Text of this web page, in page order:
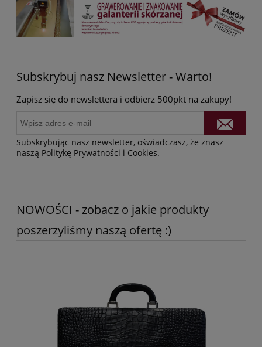
Subskrybuj nasz Newsletter - Warto!
Zapisz się do newslettera i odbierz 500pkt na zakupy!
Subskrybując nasz newsletter, oświadczasz, że znasz
naszą Politykę Prywatności i Cookies.
NOWOŚCI - zobacz o jakie produkty
poszerzyliśmy naszą ofertę :)